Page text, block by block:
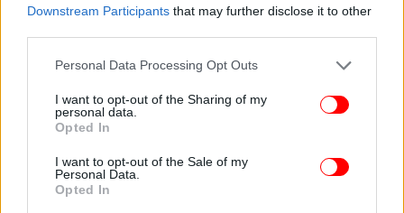
Downstream Participants that may further disclose it to other
Please note that this website/app uses one or more Google
not limited to your visit or usage behaviour. You may click to
grant or deny consent to Google and its third-party tags to
use your data for below specified purposes in below Google
consent section.
Personal Data Processing Opt Outs
I want to opt-out of the Sharing of my
personal data.
Opted In
I want to opt-out of the Sale of my
Personal Data.
Opted In